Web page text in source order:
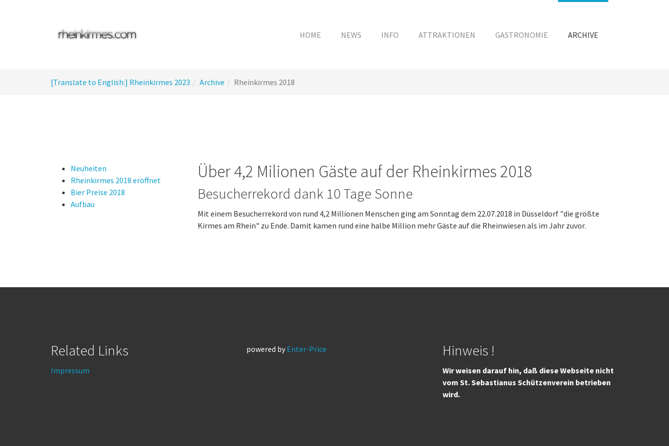
HOME NEWS INFO ATTRAKTIONEN GASTRONOMIE ARCHIVE
are
[Translate to English:] Rheinkirmes 2023 Archive Rheinkirmes 2018
Neuheiten
Rheinkirmes 2018 eröffnet
Bier Preise 2018
Aufbau
Über 4,2 Milionen Gäste auf der Rheinkirmes 2018
Besucherrekord dank 10 Tage Sonne
Mit einem Besucherrekord von rund 4,2 Millionen Menschen ging am Sonntag dem 22.07.2018 in Düsseldorf "die größte
Kirmes am Rhein" zu Ende. Damit kamen rund eine halbe Million mehr Gäste auf die Rheinwiesen als im Jahr zuvor.
Related Links
Impressum
powered by Enter-Price Hinweis !
Wir weisen darauf hin, daß diese Webseite nicht
vom St. Sebastianus Schützenverein betrieben
wird.